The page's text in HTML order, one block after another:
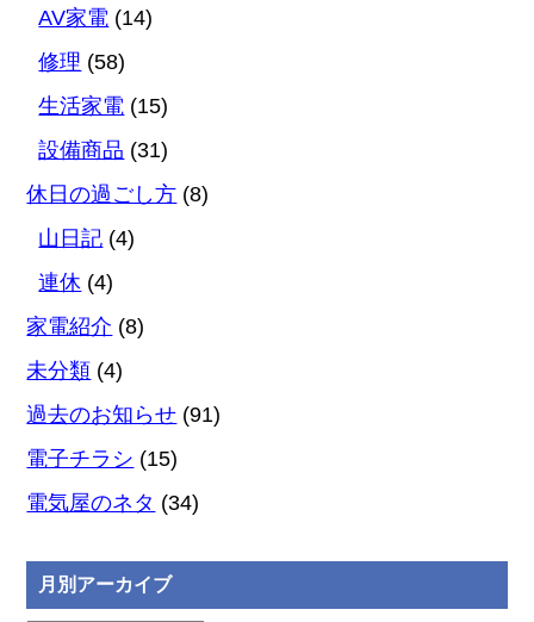
AV家電 (14)
修理 (58)
生活家電 (15)
設備商品 (31)
休日の過ごし方 (8)
山日記 (4)
連休 (4)
家電紹介 (8)
未分類 (4)
過去のお知らせ (91)
電子チラシ (15)
電気屋のネタ (34)
月別アーカイブ